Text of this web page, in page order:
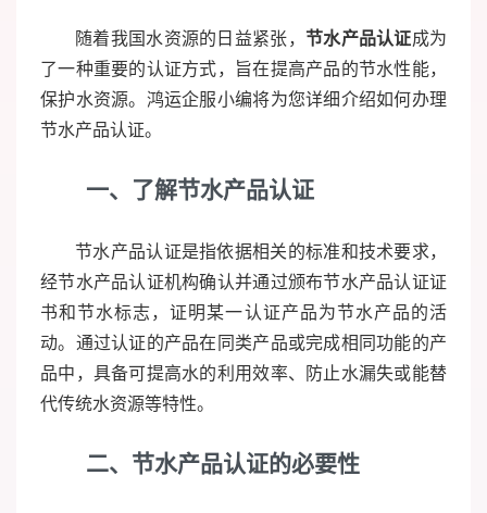
随着我国水资源的日益紧张， 节水产品认证成为
了一种重要的认证方式，旨在提高产品的节水性能，
保护水资源。鸿运企服小编将为您详细介绍如何办理
节水产品认证。
一、了解节水产品认证
节水产品认证是指依据相关的标准和技术要求，
经节水产品认证机构确认并通过颁布节水产品认证证
书和节水标志，证明某一认证产品为节水产品的活
动。通过认证的产品在同类产品或完成相同功能的产
品中，具备可提高水的利用效率、防止水漏失或能替
代传统水资源等特性。
二、节水产品认证的必要性